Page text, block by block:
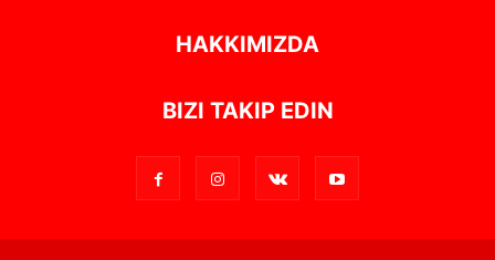
HAKKIMIZDA
BIZI TAKIP EDIN